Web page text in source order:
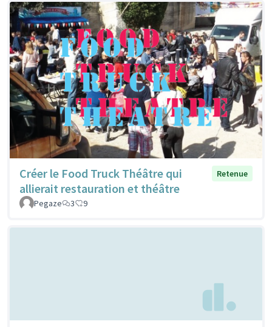
Créer le Food Truck Théâtre qui
allierait restauration et théâtre
Retenue
Pegaze 3 9